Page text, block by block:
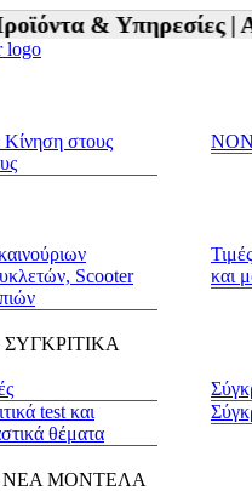
& Υπηρεσίες |
στους
Scooter
και
test και
θέματα
ΝΕΑ ΜΟΝΤΕΛΑ